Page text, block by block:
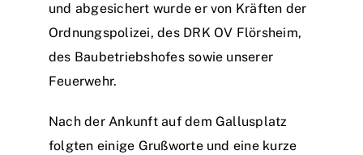
und abgesichert wurde er von Kräften der
Ordnungspolizei, des DRK OV Flörsheim,
des Baubetriebshofes sowie unserer
Feuerwehr.
Nach der Ankunft auf dem Gallusplatz
folgten einige Grußworte und eine kurze